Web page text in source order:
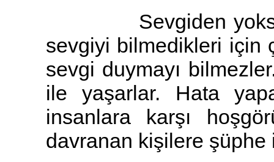
Sevgiden yoksun
sevgiyi bilmedikleri için
sevgi duymayı
ile yaşarlar. Hata
insanlara karşı
davranan kişilere şüphe